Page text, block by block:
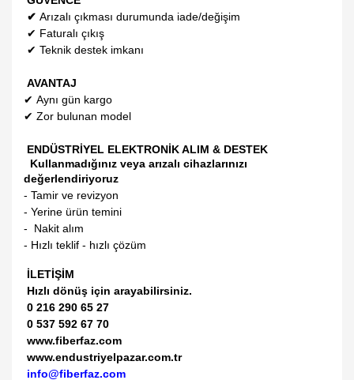
✔ Arızalı çıkması durumunda iade/değişim
✔ Faturalı çıkış
✔ Teknik destek imkanı
AVANTAJ
✔ Aynı gün kargo
✔ Zor bulunan model
ENDÜSTRİYEL ELEKTRONİK ALIM & DESTEK
Kullanmadığınız veya arızalı cihazlarınızı
değerlendiriyoruz
- Tamir ve revizyon
- Yerine ürün temini
- Nakit alım
- Hızlı teklif - hızlı çözüm
İLETİŞİM
Hızlı dönüş için arayabilirsiniz.
0 216 290 65 27
0 537 592 67 70
www.fiberfaz.com
www.endustriyelpazar.com.tr
info@fiberfaz.com